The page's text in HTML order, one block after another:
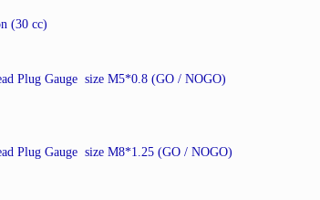
(30 cc)
Plug Gauge size M5*0.8 (GO / NOGO)
Plug Gauge size M8*1.25 (GO / NOGO)